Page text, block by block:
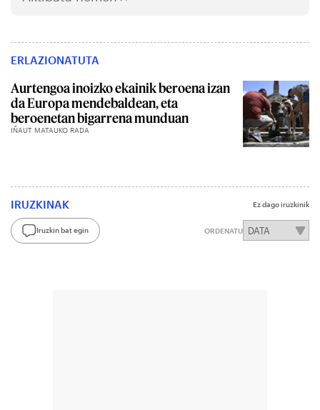
ERLAZIONATUTA
Aurtengoa inoizko ekainik beroena izan
da Europa mendebaldean, eta
beroenetan bigarrena munduan
IÑAUT MATAUKO RADA
IRUZKINAK Ez dago iruzkinik
Iruzkin bat egin ORDENATU